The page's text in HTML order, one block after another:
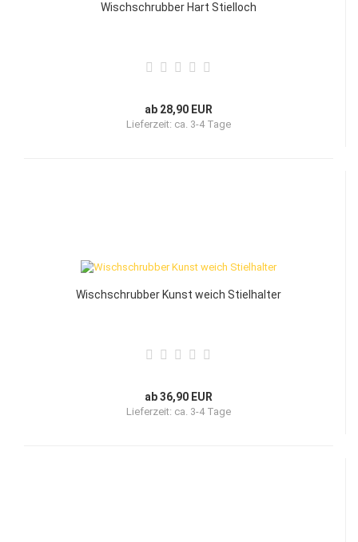
Wischschrubber Hart Stielloch
ab 28,90 EUR
Lieferzeit: ca. 3-4 Tage
Wischschrubber Kunst weich Stielhalter
ab 36,90 EUR
Lieferzeit: ca. 3-4 Tage